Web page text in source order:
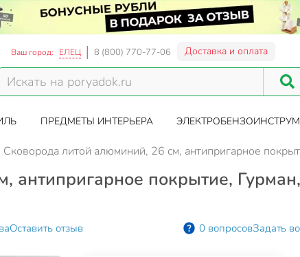
Ваш город: ЕЛЕЦ 8 (800) 770-77-06 Доставка и оплата
ПРЕДМЕТЫ ИНТЕРЬЕРА
Сковорода литой алюминий, 26 см, антипригарное
антипригарное покрытие,
Оставить отзыв 0 вопросовЗадать